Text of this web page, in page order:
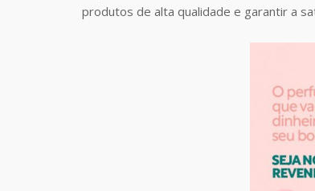
produtos de alta qualidade e garantir a